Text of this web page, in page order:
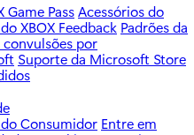
Game PassAcessórios do
XBOX Feedback Padrões da
por
Suporte da Microsoft Store
Consumidor Entre em